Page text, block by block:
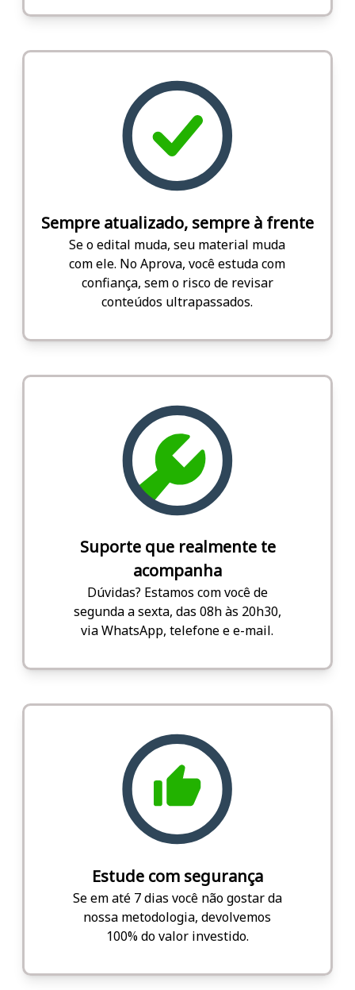
Sempre atualizado, sempre à frente
Se o edital muda, seu material muda
com ele. No Aprova, você estuda com
confiança, sem o risco de revisar
conteúdos ultrapassados.
Suporte que realmente te
acompanha
Dúvidas? Estamos com você de
segunda a sexta, das 08h às 20h30,
via WhatsApp, telefone e e-mail.
Estude com segurança
Se em até 7 dias você não gostar da
nossa metodologia, devolvemos
100% do valor investido.